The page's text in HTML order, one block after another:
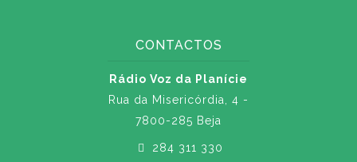
CONTACTOS
Rádio Voz da Planície
Rua da Misericórdia, 4 -
7800-285 Beja
284 311 330